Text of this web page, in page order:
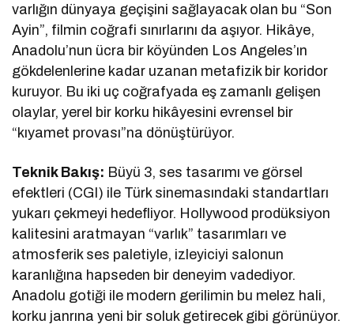
varlığın dünyaya geçişini sağlayacak olan bu “Son
Ayin”, filmin coğrafi sınırlarını da aşıyor. Hikâye,
Anadolu’nun ücra bir köyünden Los Angeles’ın
gökdelenlerine kadar uzanan metafizik bir koridor
kuruyor. Bu iki uç coğrafyada eş zamanlı gelişen
olaylar, yerel bir korku hikâyesini evrensel bir
“kıyamet provası”na dönüştürüyor.
Teknik Bakış: Büyü 3, ses tasarımı ve görsel
efektleri (CGI) ile Türk sinemasındaki standartları
yukarı çekmeyi hedefliyor. Hollywood prodüksiyon
kalitesini aratmayan “varlık” tasarımları ve
atmosferik ses paletiyle, izleyiciyi salonun
karanlığına hapseden bir deneyim vadediyor.
Anadolu gotiği ile modern gerilimin bu melez hali,
korku janrına yeni bir soluk getirecek gibi görünüyor.